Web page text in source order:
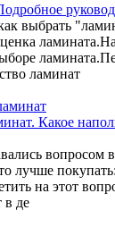
выбрать
ламинат
Какое
вопросом
лучше
на этот
в де